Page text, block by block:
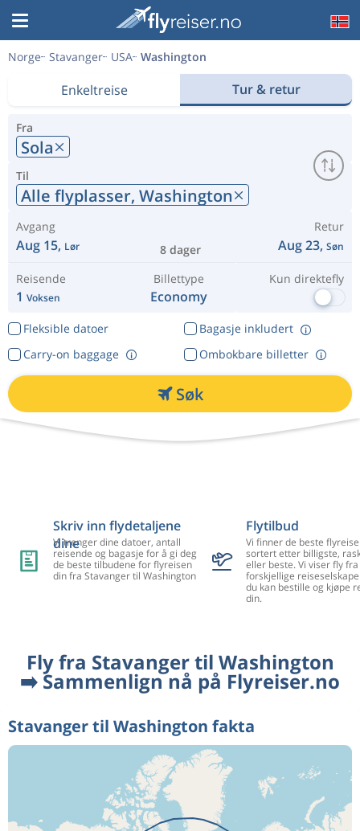
Norge Stavanger USA Washington
Enkeltreise Tur & retur
Fra
Sola
Til
Alle flyplasser, Washington
Avgang
Aug 15, Lør 8 dager
Retur
Aug 23, Søn
Reisende
1 Voksen
Billettype
Economy
Kun direktefly
Fleksible datoer
Bagasje inkludert
Ombokbare billetter
Carry-on baggage
Søk
Skriv inn flydetaljene
dine
Vi trenger dine datoer, antall
reisende og bagasje for å gi deg
de beste tilbudene for flyreisen
din fra Stavanger til Washington
Flytilbud
Vi finner de beste
sortert etter billigste,
eller beste. Vi viser fly
forskjellige
du kan bestille og kjøpe
din.
Fly fra Stavanger til Washington
➡️ Sammenlign nå på Flyreiser.no
Stavanger til Washington fakta